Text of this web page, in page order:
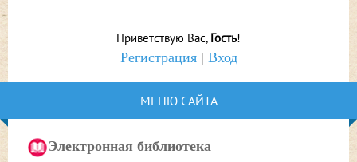
Приветствую Вас, Гость!
Регистрация| Вход
МЕНЮ САЙТА
Электронная библиотека